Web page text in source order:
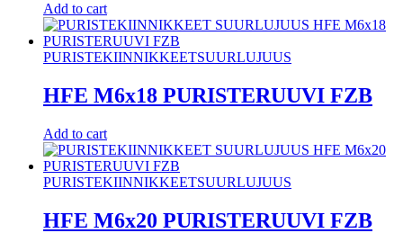
Add to cart
PURISTEKIINNIKKEETSUURLUJUUS
HFE M6x18 PURISTERUUVI FZB
Add to cart
PURISTEKIINNIKKEETSUURLUJUUS
HFE M6x20 PURISTERUUVI FZB